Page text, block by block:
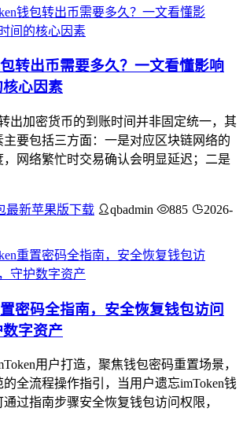
转出币需要多久？一文看懂影响
心因素
出加密货币的到账时间并非固定统一，其
要包括三方面：一是对应区块链网络的
，网络繁忙时交易确认会明显延迟；二是
最新苹果版下载 qbadmin 885
2026-
密码全指南，安全恢复钱包访问
字资产
用户打造，聚焦钱包密码重置场景，
全流程操作指引，当用户遗忘imToken钱
过指南步骤安全恢复钱包访问权限，